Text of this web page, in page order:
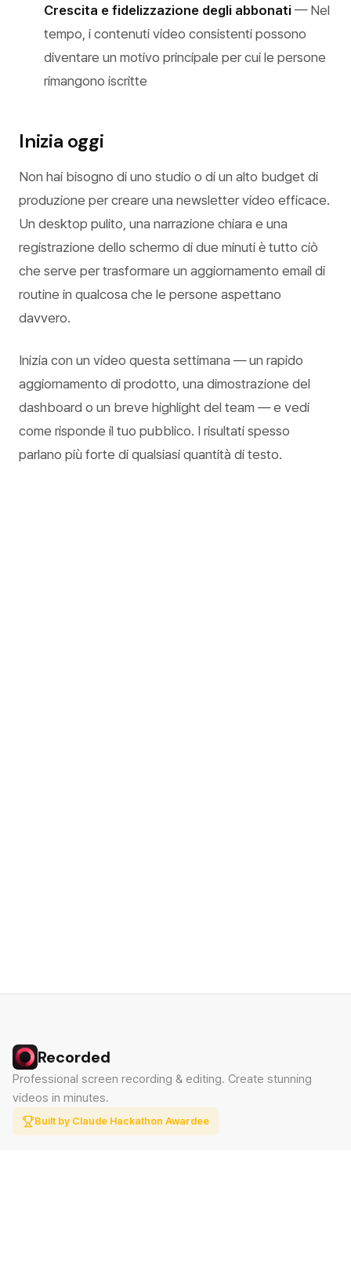
Crescita e fidelizzazione degli abbonati — Nel
tempo, i contenuti video consistenti possono
diventare un motivo principale per cui le persone
rimangono iscritte
Inizia oggi
Non hai bisogno di uno studio o di un alto budget di
produzione per creare una newsletter video efficace.
Un desktop pulito, una narrazione chiara e una
registrazione dello schermo di due minuti è tutto ciò
che serve per trasformare un aggiornamento email di
routine in qualcosa che le persone aspettano
davvero.
Inizia con un video questa settimana — un rapido
aggiornamento di prodotto, una dimostrazione del
dashboard o un breve highlight del team — e vedi
come risponde il tuo pubblico. I risultati spesso
parlano più forte di qualsiasi quantità di testo.
Recorded
Professional screen recording & editing. Create stunning
videos in minutes.
Built by Claude Hackathon Awardee